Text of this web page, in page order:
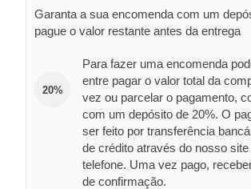
Garanta a sua encomenda com um
pague o valor restante antes da entrega
20%
Para fazer uma encomenda
entre pagar o valor total da
vez ou parcelar o pagamento,
com um depósito de 20%. O
ser feito por transferência
de crédito através do nosso site
telefone. Uma vez pago,
de confirmação.